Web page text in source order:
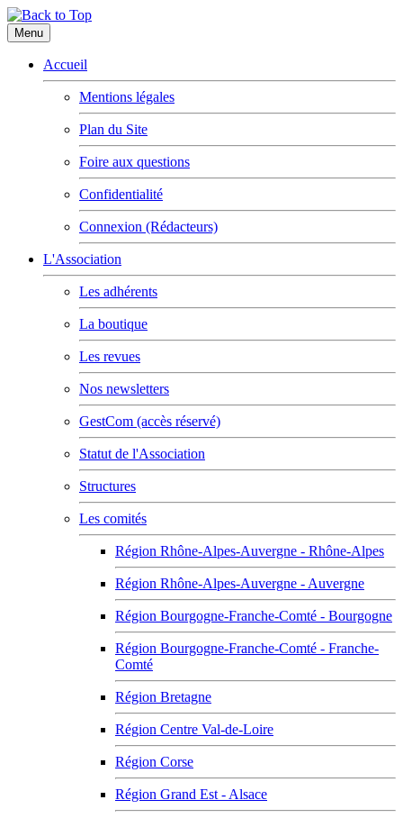
Menu
Accueil
Mentions légales
Plan du Site
Foire aux questions
Confidentialité
Connexion (Rédacteurs)
L'Association
Les adhérents
La boutique
Les revues
Nos newsletters
GestCom (accès réservé)
Statut de l'Association
Structures
Les comités
Région Rhône-Alpes-Auvergne - Rhône-Alpes
Région Rhône-Alpes-Auvergne - Auvergne
Région Bourgogne-Franche-Comté - Bourgogne
Région Bourgogne-Franche-Comté - Franche-
Comté
Région Bretagne
Région Centre Val-de-Loire
Région Corse
Région Grand Est - Alsace